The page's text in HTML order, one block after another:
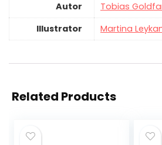
Autor
Tobias
Illustrator
Martina
Related Products